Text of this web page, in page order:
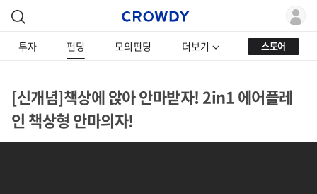
투자 펀딩 모의펀딩 더보기 스토어
[신개념]책상에 앉아 안마받자! 2in1 에어플레
인 책상형 안마의자!